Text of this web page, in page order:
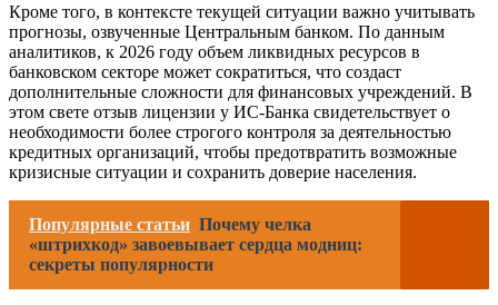
Кроме того, в контексте текущей ситуации важно учитывать
прогнозы, озвученные Центральным банком. По данным
аналитиков, к 2026 году объем ликвидных ресурсов в
банковском секторе может сократиться, что создаст
дополнительные сложности для финансовых учреждений. В
этом свете отзыв лицензии у ИС-Банка свидетельствует о
необходимости более строгого контроля за деятельностью
кредитных организаций, чтобы предотвратить возможные
кризисные ситуации и сохранить доверие населения.
Популярные статьи Почему челка
«штрихкод» завоевывает сердца модниц:
секреты популярности